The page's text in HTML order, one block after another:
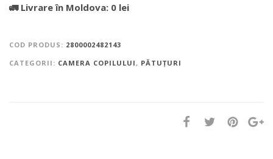
🚛 Livrare în Moldova: 0 lei
COD PRODUS: 2800002482143
CATEGORII: CAMERA COPILULUI, PĂTUȚURI